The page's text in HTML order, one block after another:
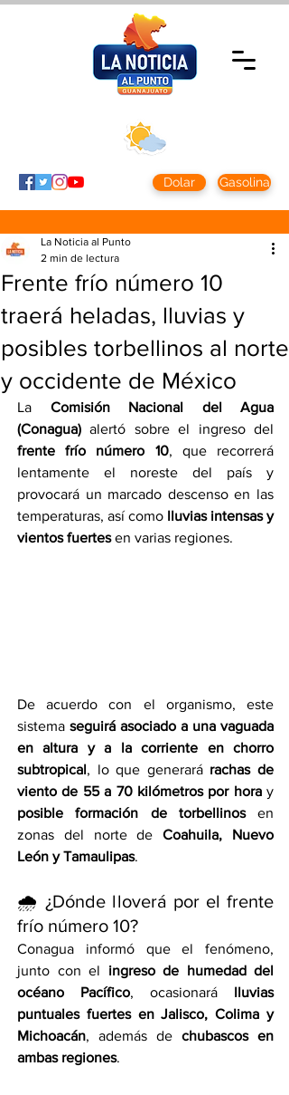
Dolar Gasolina
Frente frío número 10
traerá heladas, lluvias y
posibles torbellinos al norte
y occidente de México
La Noticia al Punto
2 min de lectura
La Comisión Nacional del Agua
(Conagua)
frente frío número 10, que recorrerá
lentamente el noreste del país y
provocará un marcado descenso en las
temperaturas, así como lluvias intensas y
vientos fuertes en varias regiones.
De acuerdo con el organismo, este
sistema seguirá asociado a una vaguada
en altura y a la corriente en chorro
subtropical, lo que generará rachas de
viento de 55 a 70 kilómetros por hora
posible formación de torbellinos en
zonas del norte de Coahuila, Nuevo
León y Tamaulipas.
🌧️ ¿Dónde lloverá por el frente
frío número 10?
Conagua informó que el fenómeno,
junto con el ingreso de humedad del
océano Pacífico, ocasionará lluvias
puntuales fuertes en Jalisco, Colima y
Michoacán, además de chubascos en
ambas regiones.